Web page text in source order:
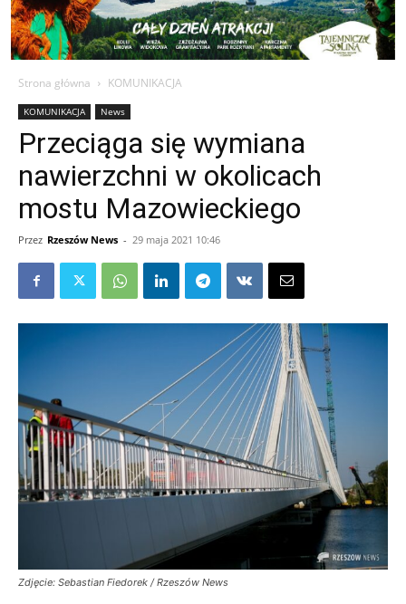
Strona główna KOMUNIKACJA
KOMUNIKACJA News
Przeciąga się wymiana
nawierzchni w okolicach
mostu Mazowieckiego
Przez Rzeszów News - 29 maja 2021 10:46
Zdjęcie: Sebastian Fiedorek / Rzeszów News